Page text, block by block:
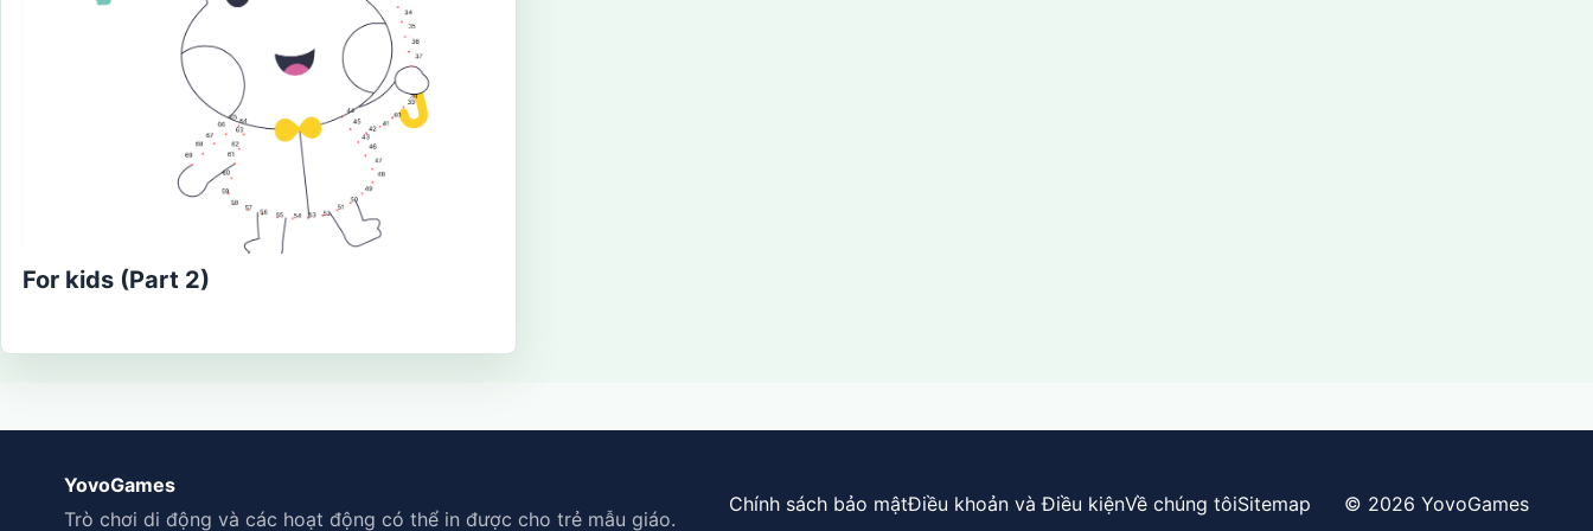
For kids (Part 2)
YovoGames
Trò chơi di động và các hoạt động có thể in được cho trẻ mẫu giáo.
Chính sách bảo mậtĐiều khoản và Điều kiệnVề chúng tôiSitemap © 2026 YovoGames